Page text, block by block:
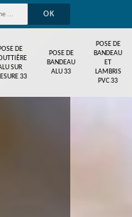
DE
SUR
33
POSE DE
BANDEAU
ALU 33
POSE DE
BANDEAU
ET
LAMBRIS
PVC 33